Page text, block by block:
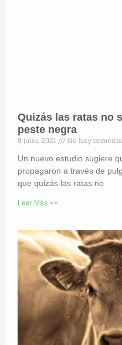
Quizás las ratas no
peste negra
8 julio, 2021
No hay
Un nuevo estudio sugiere
propagaron a través de
que quizás las ratas no
Leer Más >>